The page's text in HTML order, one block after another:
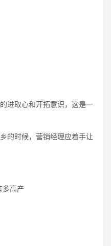
进取心和开拓意识，这是一
的时候，营销经理应着手让
多高产